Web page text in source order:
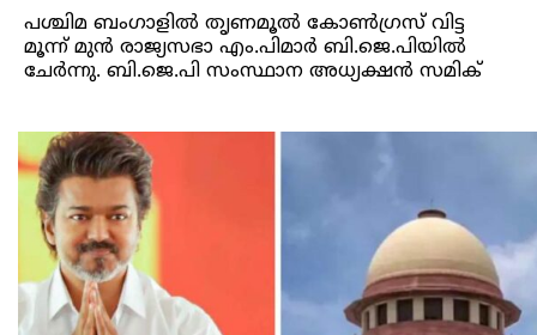
പശ്ചിമ ബംഗാളിൽ തൃണമൂൽ കോൺഗ്രസ് വിട്ട
മൂന്ന് മുൻ രാജ്യസഭാ എം.പിമാർ ബി.ജെ.പിയിൽ
ചേർന്നു. ബി.ജെ.പി സംസ്ഥാന അധ്യക്ഷൻ സമിക്